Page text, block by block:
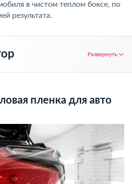
в чистом теплом боксе, по
результата.
Развернуть
пленка для авто